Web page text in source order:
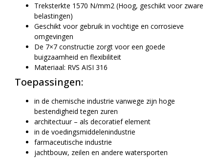
Treksterkte 1570 N/mm2 (Hoog, geschikt voor zware
belastingen)
Geschikt voor gebruik in vochtige en corrosieve
omgevingen
De 7×7 constructie zorgt voor een goede
buigzaamheid en flexibiliteit
Materiaal: RVS AISI 316
Toepassingen:
in de chemische industrie vanwege zijn hoge
bestendigheid tegen zuren
architectuur – als decoratief element
in de voedingsmiddelenindustrie
farmaceutische industrie
jachtbouw, zeilen en andere watersporten